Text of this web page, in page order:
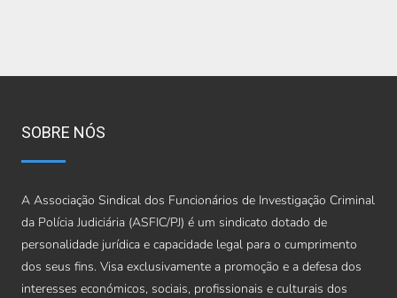
SOBRE NÓS
A Associação Sindical dos Funcionários de Investigação Criminal
da Polícia Judiciária (ASFIC/PJ) é um sindicato dotado de
personalidade jurídica e capacidade legal para o cumprimento
dos seus fins. Visa exclusivamente a promoção e a defesa dos
interesses económicos, sociais, profissionais e culturais dos